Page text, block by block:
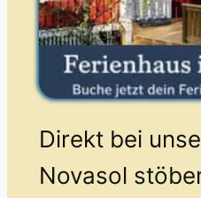
Direkt bei
Novasol